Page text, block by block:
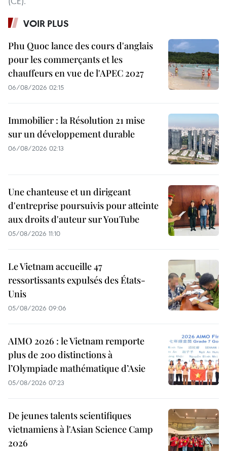
VOIR PLUS
Phu Quoc lance des cours d'anglais
pour les commerçants et les
chauffeurs en vue de l'APEC 2027
06/08/2026 02:15
Immobilier : la Résolution 21 mise
sur un développement durable
06/08/2026 02:13
Une chanteuse et un dirigeant
d'entreprise poursuivis pour atteinte
aux droits d'auteur sur YouTube
05/08/2026 11:10
Le Vietnam accueille 47
ressortissants expulsés des États-
Unis
05/08/2026 09:06
AIMO 2026 : le Vietnam remporte
plus de 200 distinctions à
l’Olympiade mathématique d’Asie
05/08/2026 07:23
De jeunes talents scientifiques
vietnamiens à l'Asian Science Camp
2026